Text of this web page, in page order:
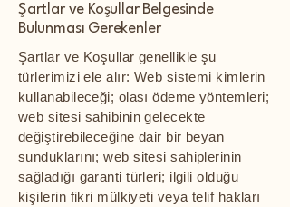
Şartlar ve Koşullar Belgesinde
Bulunması Gerekenler
Şartlar ve Koşullar genellikle şu
türlerimizi ele alır: Web sistemi kimlerin
kullanabileceği; olası ödeme yöntemleri;
web sitesi sahibinin gelecekte
değiştirebileceğine dair bir beyan
sunduklarını; web sitesi sahiplerinin
sağladığı garanti türleri; ilgili olduğu
kişilerin fikri mülkiyeti veya telif hakları